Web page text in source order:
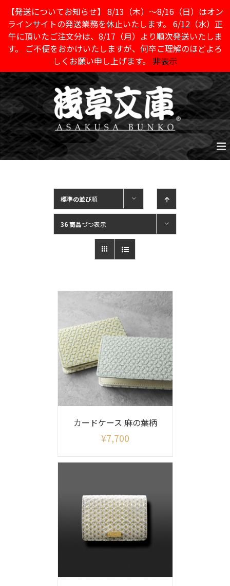
Skip
to
content
標準の並び順
36 商品づつ表示
カードケース 麻の葉柄
¥7,700
【発送についてお知らせ】 8/13（木）～8/16（日）はオン
ラインサイトの発送業務を休止いたします。 6/12（水）正
午に頂いたご注文分は、8/17（月）より順次発送いたしま
す。 ご不便をおかけいたしますが、何卒ご理解のほどよろ
しくお願い申し上げます。 非表示